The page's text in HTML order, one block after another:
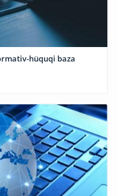
hüquqi baza